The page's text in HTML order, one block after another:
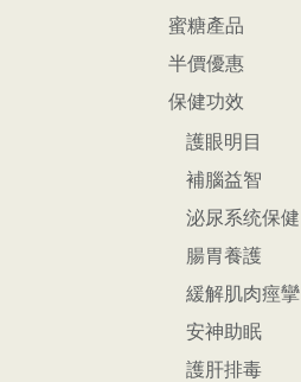
蜜糖產品
半價優惠
保健功效
護眼明目
補腦益智
泌尿系统保健
腸胃養護
緩解肌肉痙攣
安神助眠
護肝排毒